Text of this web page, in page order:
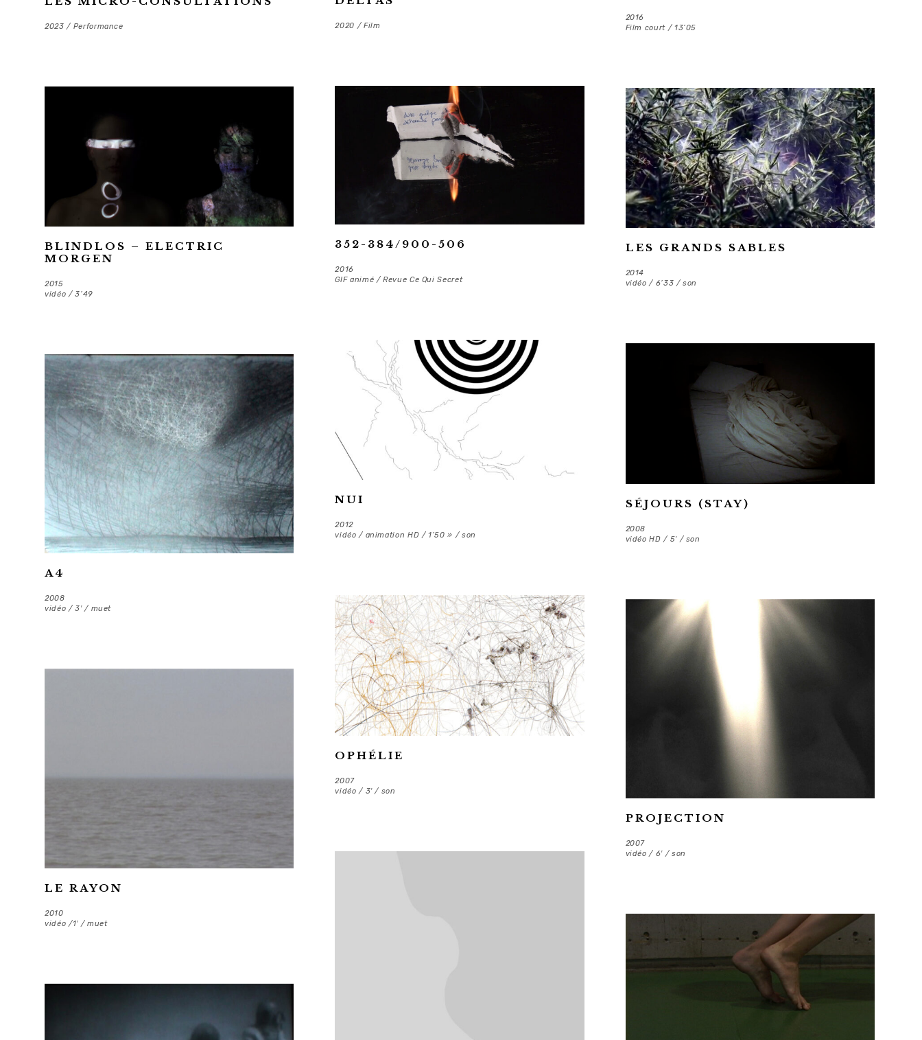
2023 / Performance 2020 / Film
2016
Film court / 13’05
352-384/900-506
2016
GIF animé / Revue Ce Qui Secret
BLINDLOS – ELECTRIC
MORGEN
2015
vidéo / 3’49
LES GRANDS SABLES
2014
vidéo / 6’33 / son
NUI
2012
vidéo / animation HD / 1’50 » / son
SÉJOURS (STAY)
2008
vidéo HD / 5′ / son
A4
2008
vidéo / 3′ / muet
OPHÉLIE
2007
vidéo / 3′ / son
PROJECTION
2007
vidéo / 6′ / son
LE RAYON
2010
vidéo /1′ / muet